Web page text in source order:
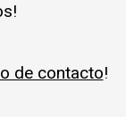
de contacto!